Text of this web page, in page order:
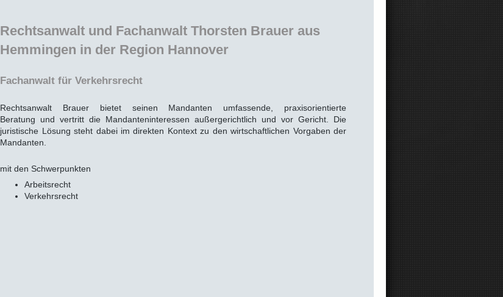
Rechtsanwalt und Fachanwalt Thorsten Brauer aus
Hemmingen in der Region Hannover
Fachanwalt für Verkehrsrecht
Rechtsanwalt Brauer bietet seinen Mandanten umfassende, praxisorientierte
Beratung und vertritt die Mandanteninteressen außergerichtlich und vor Gericht. Die
juristische Lösung steht dabei im direkten Kontext zu den wirtschaftlichen Vorgaben der
Mandanten.
mit den Schwerpunkten
Arbeitsrecht
Verkehrsrecht